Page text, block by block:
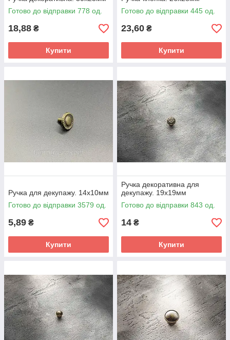
Готово до відправки 778 од.
18,88 ₴
Купити
Готово до відправки 445 од.
23,60 ₴
Купити
Ручка для декупажу. 14х10мм
Готово до відправки 3579 од.
5,89 ₴
Купити
Ручка декоративна для
декупажу. 19х19мм
Готово до відправки 843 од.
14 ₴
Купити